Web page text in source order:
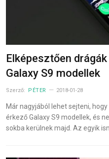
Elképesztően
Galaxy S9 modellek
Szerző: PÉTER 2018-01-28
Már nagyjából lehet sejteni,
érkező Galaxy S9 modellek, és
sokba kerülnek majd. Az egyik